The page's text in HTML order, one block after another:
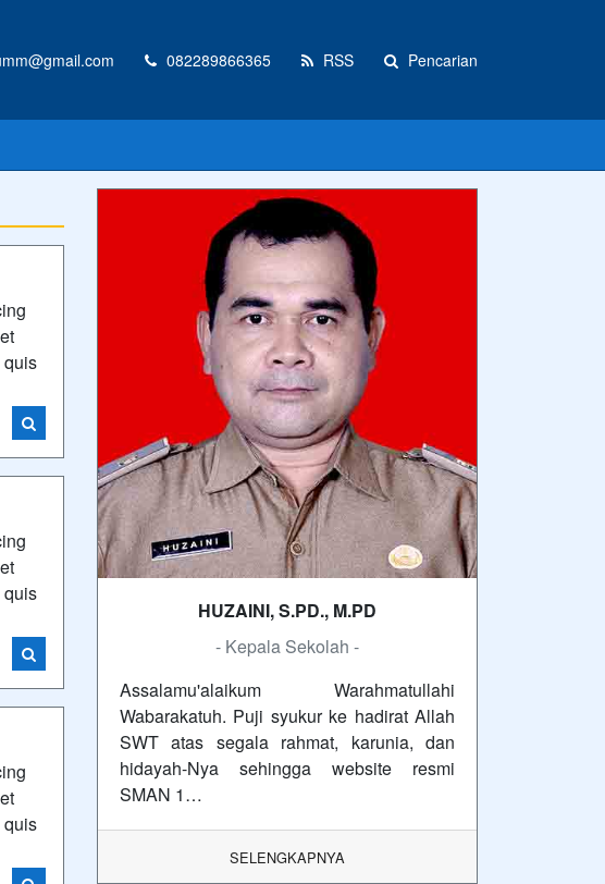
082289866365 RSS Pencarian
quis
quis
quis
HUZAINI, S.PD., M.PD
- Kepala Sekolah -
Assalamu'alaikum Warahmatullahi
Wabarakatuh. Puji syukur ke hadirat Allah
SWT atas segala rahmat, karunia, dan
hidayah-Nya sehingga website resmi
SMAN 1…
SELENGKAPNYA